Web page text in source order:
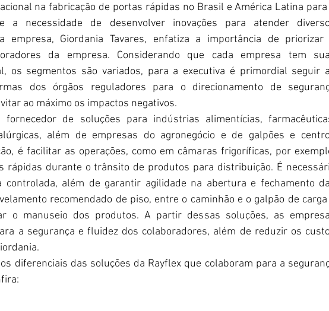
na fabricação de portas rápidas no Brasil e América Latina para
a necessidade de desenvolver inovações para atender
empresa, Giordania Tavares, enfatiza a importância de priorizar
da empresa. Considerando que cada empresa tem
os segmentos são variados, para a executiva é primordial seguir
dos órgãos reguladores para o direcionamento de
ao máximo os impactos negativos.
fornecedor de soluções para indústrias alimentícias,
além de empresas do agronegócio e de galpões e
é facilitar as operações, como em câmaras frigoríficas, por
rápidas durante o trânsito de produtos para distribuição. É
controlada, além de garantir agilidade na abertura e fechamento
recomendado de piso, entre o caminhão e o galpão de carga
o manuseio dos produtos. A partir dessas soluções, as
a segurança e fluidez dos colaboradores, além de reduzir os
diferenciais das soluções da Rayflex que colaboram para a